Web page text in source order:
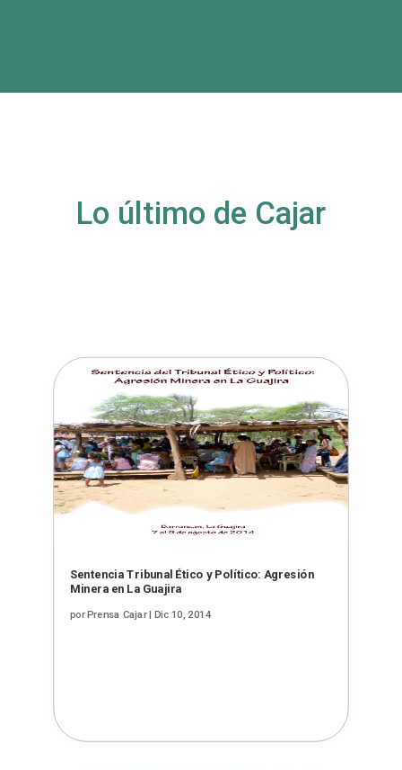
Lo último de Cajar
Sentencia Tribunal Ético y Político: Agresión
Minera en La Guajira
porPrensa Cajar| Dic 10, 2014